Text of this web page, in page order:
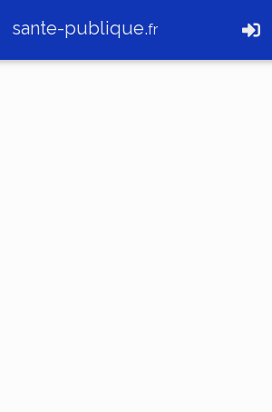
sante-publique.fr